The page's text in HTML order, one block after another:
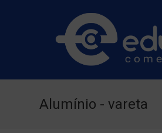
Alumínio - vareta